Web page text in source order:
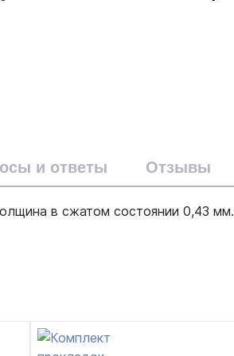
и ответы Отзывы
в сжатом состоянии 0,43 мм.